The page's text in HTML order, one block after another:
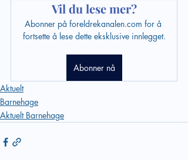
Vil du lese mer?
Abonner på foreldrekanalen.com for å
fortsette å lese dette eksklusive innlegget.
Abonner nå
Aktuelt
Barnehage
Aktuelt Barnehage